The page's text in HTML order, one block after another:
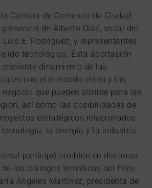
Cámara de Comercio de Ciudad
de Alberto Díaz, vocal del
Luis E. Rodríguez; y representantes
tecnológico. Esta aportación
dinamismo de las
con el mercado chino y las
que pueden abrirse para las
así como las posibilidades de
estratégicos relacionados
la energía y la industria.
participó también en distintas
los diálogos temáticos del Foro.
Ángeles Martínez, presidenta de